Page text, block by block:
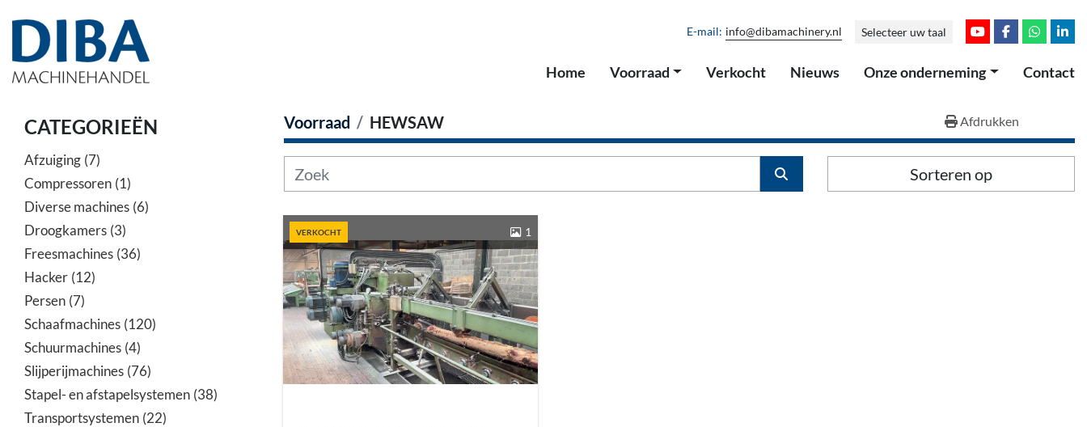
E-mail: info@dibamachinery.nl Selecteer uw taal
youtubefacebook
Home Voorraad Verkocht Nieuws Onze onderneming Contact
CATEGORIEËN
Afzuiging 7
Compressoren 1
Diverse machines 6
Droogkamers 3
Freesmachines 36
Hacker 12
Persen 7
Schaafmachines 120
Schuurmachines 4
Slijperijmachines 76
Stapel- en afstapelsystemen 38
Transportsystemen 22
Voorraad HEWSAW Afdrukken
Sorteren op
VERKOCHT 1